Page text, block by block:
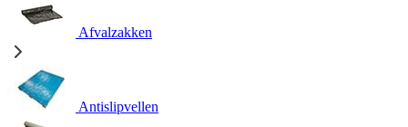
Afvalzakken
Antislipvellen